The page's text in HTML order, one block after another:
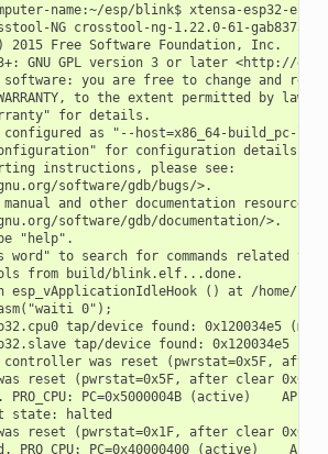
name:~/esp/blink$ xtensa-
NG crosstool-ng-1.22.0-61-gab8375a)
2015 Free Software Foundation, Inc.
GNU GPL version 3 or later <http://
you are free to change and
to the extent permitted by law.
for details.
configured as "--host=x86_64-build_pc-
for configuration details.
instructions, please see:
software/gdb/bugs/>.
manual and other documentation
software/gdb/documentation/>.
"help".
word" to search for commands related to
from build/blink.elf...done.
esp_vApplicationIdleHook () at /home/
0");
tap/device found: 0x120034e5
tap/device found: 0x120034e5
controller was reset (pwrstat=0x5F,
reset (pwrstat=0x5F, after clear 0x0F).
PC=0x5000004B (active)
state: halted
reset (pwrstat=0x1F, after clear 0x0F).
PC=0x40000400 (active)